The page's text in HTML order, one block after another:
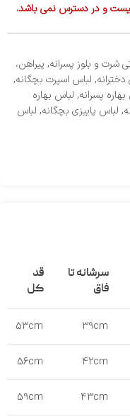
و در دسترس نمی باشد.
شرت و بلوز پسرانه, پیراهن،
, لباس اسپرت بچگانه,
پسرانه, لباس بهاره
, لباس پاییزی بچگانه, لباس
سرشانه تا
فاق
قد
کل
39cm
53cm
42cm
56cm
43cm
59cm